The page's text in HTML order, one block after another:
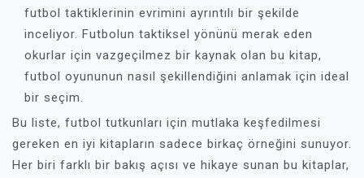
futbol taktiklerinin evrimini ayrıntılı bir şekilde
inceliyor. Futbolun taktiksel yönünü merak eden
okurlar için vazgeçilmez bir kaynak olan bu kitap,
futbol oyununun nasıl şekillendiğini anlamak için ideal
bir seçim.
Bu liste, futbol tutkunları için mutlaka keşfedilmesi
gereken en iyi kitapların sadece birkaç örneğini sunuyor.
Her biri farklı bir bakış açısı ve hikaye sunan bu kitaplar,